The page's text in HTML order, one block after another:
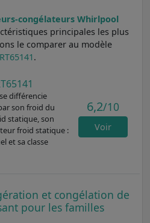
congélateurs Whirlpool
principales les plus
le comparer au modèle
.
différencie
son froid du
statique, son
froid statique :
et sa classe
6,2/10
Voir
et congélation de
pour les familles